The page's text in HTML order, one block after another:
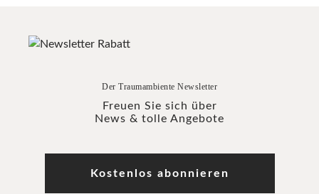
Der Traumambiente Newsletter
Freuen Sie sich über
News & tolle Angebote
Kostenlos abonnieren